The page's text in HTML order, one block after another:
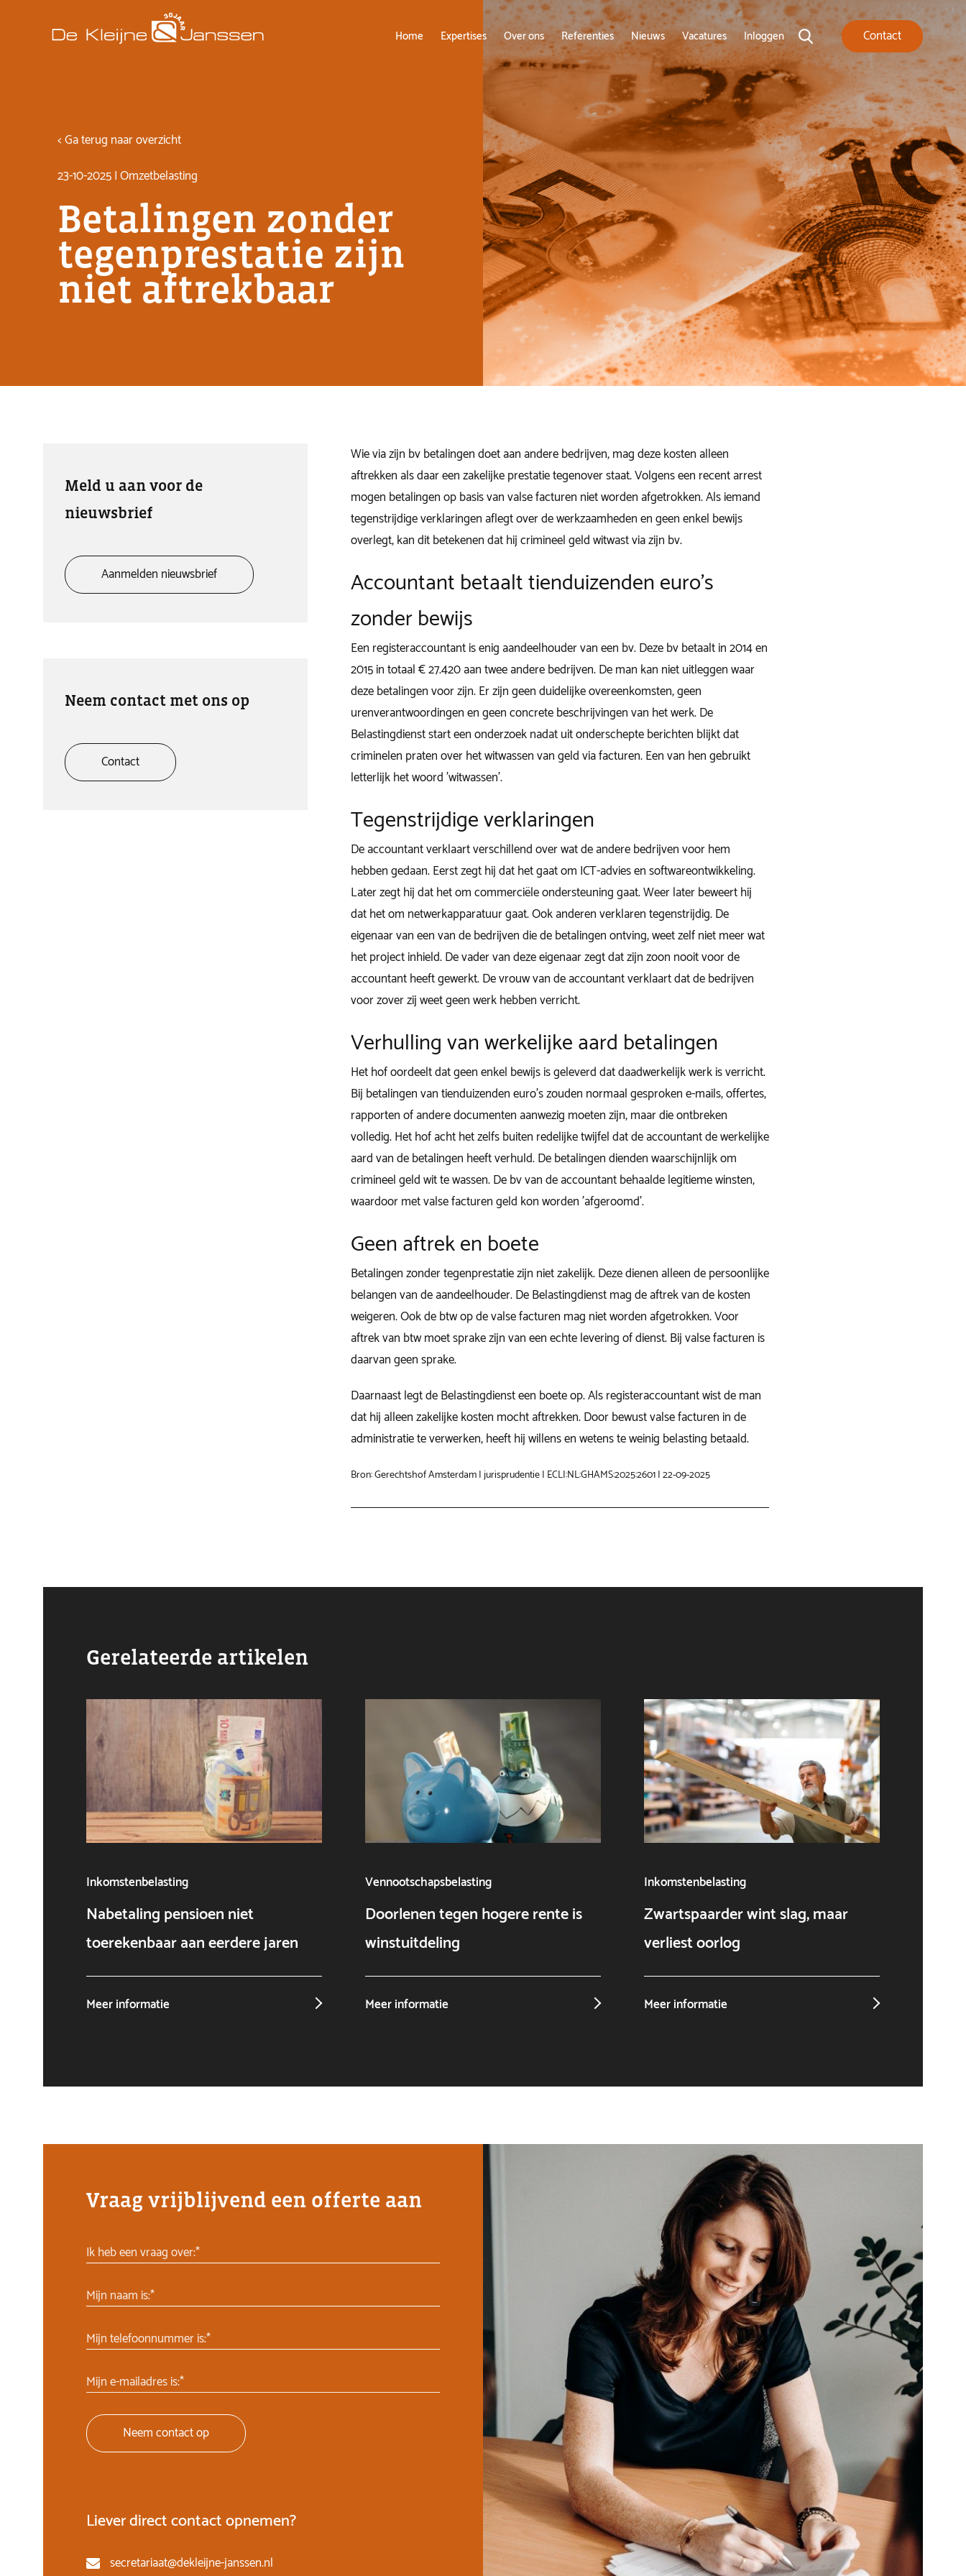
Home Expertises Over ons Referenties Nieuws Vacatures Inloggen Contact
< Ga terug naar overzicht
23-10-2025 | Omzetbelasting
Betalingen zonder
tegenprestatie zijn
niet aftrekbaar
Meld u aan voor de
nieuwsbrief
Aanmelden nieuwsbrief
Neem contact met ons op
Contact
Wie via zijn bv betalingen doet aan andere bedrijven, mag deze kosten alleen
aftrekken als daar een zakelijke prestatie tegenover staat. Volgens een recent arrest
mogen betalingen op basis van valse facturen niet worden afgetrokken. Als iemand
tegenstrijdige verklaringen aflegt over de werkzaamheden en geen enkel bewijs
overlegt, kan dit betekenen dat hij crimineel geld witwast via zijn bv.
Accountant betaalt tienduizenden euro's
zonder bewijs
Een registeraccountant is enig aandeelhouder van een bv. Deze bv betaalt in 2014 en
2015 in totaal € 27.420 aan twee andere bedrijven. De man kan niet uitleggen waar
deze betalingen voor zijn. Er zijn geen duidelijke overeenkomsten, geen
urenverantwoordingen en geen concrete beschrijvingen van het werk. De
Belastingdienst start een onderzoek nadat uit onderschepte berichten blijkt dat
criminelen praten over het witwassen van geld via facturen. Een van hen gebruikt
letterlijk het woord 'witwassen'.
Tegenstrijdige verklaringen
De accountant verklaart verschillend over wat de andere bedrijven voor hem
hebben gedaan. Eerst zegt hij dat het gaat om ICT-advies en softwareontwikkeling.
Later zegt hij dat het om commerciële ondersteuning gaat. Weer later beweert hij
dat het om netwerkapparatuur gaat. Ook anderen verklaren tegenstrijdig. De
eigenaar van een van de bedrijven die de betalingen ontving, weet zelf niet meer wat
het project inhield. De vader van deze eigenaar zegt dat zijn zoon nooit voor de
accountant heeft gewerkt. De vrouw van de accountant verklaart dat de bedrijven
voor zover zij weet geen werk hebben verricht.
Verhulling van werkelijke aard betalingen
Het hof oordeelt dat geen enkel bewijs is geleverd dat daadwerkelijk werk is verricht.
Bij betalingen van tienduizenden euro’s zouden normaal gesproken e-mails, offertes,
rapporten of andere documenten aanwezig moeten zijn, maar die ontbreken
volledig. Het hof acht het zelfs buiten redelijke twijfel dat de accountant de werkelijke
aard van de betalingen heeft verhuld. De betalingen dienden waarschijnlijk om
crimineel geld wit te wassen. De bv van de accountant behaalde legitieme winsten,
waardoor met valse facturen geld kon worden 'afgeroomd'.
Geen aftrek en boete
Betalingen zonder tegenprestatie zijn niet zakelijk. Deze dienen alleen de persoonlijke
belangen van de aandeelhouder. De Belastingdienst mag de aftrek van de kosten
weigeren. Ook de btw op de valse facturen mag niet worden afgetrokken. Voor
aftrek van btw moet sprake zijn van een echte levering of dienst. Bij valse facturen is
daarvan geen sprake.
Daarnaast legt de Belastingdienst een boete op. Als registeraccountant wist de man
dat hij alleen zakelijke kosten mocht aftrekken. Door bewust valse facturen in de
administratie te verwerken, heeft hij willens en wetens te weinig belasting betaald.
Bron: Gerechtshof Amsterdam | jurisprudentie | ECLI:NL:GHAMS:2025:2601 | 22-09-2025
Gerelateerde artikelen
Inkomstenbelasting
Nabetaling pensioen niet
toerekenbaar aan eerdere jaren
Meer informatie
Vennootschapsbelasting
Doorlenen tegen hogere rente is
winstuitdeling
Meer informatie
Inkomstenbelasting
Zwartspaarder wint slag, maar
verliest oorlog
Meer informatie
Vraag vrijblijvend een offerte aan
Ik heb een vraag over:*
Mijn naam is:*
Mijn telefoonnummer is:*
Mijn e-mailadres is:*
Neem contact op
Liever direct contact opnemen?
secretariaat@dekleijne-janssen.nl